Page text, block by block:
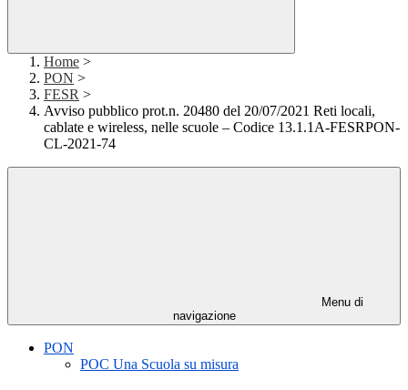
Home >
PON >
FESR >
Avviso pubblico prot.n. 20480 del 20/07/2021 Reti locali,
cablate e wireless, nelle scuole – Codice 13.1.1A-FESRPON-
CL-2021-74
Menu di
navigazione
PON
POC Una Scuola su misura